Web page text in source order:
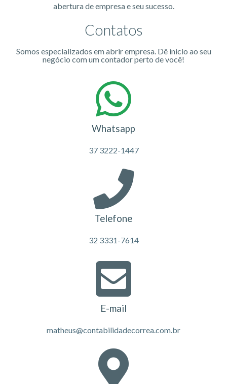
abertura de empresa e seu sucesso.
Contatos
Somos especializados em abrir empresa. Dê inicio ao seu
negócio com um contador perto de você!
Whatsapp
37 3222-1447
Telefone
32 3331-7614
E-mail
matheus@contabilidadecorrea.com.br